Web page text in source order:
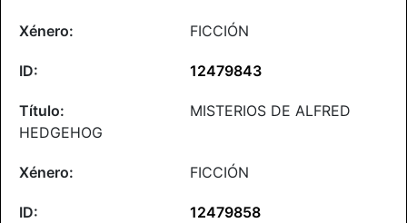
FICCIÓN
12479843
MISTERIOS DE ALFRED
HEDGEHOG
FICCIÓN
12479858